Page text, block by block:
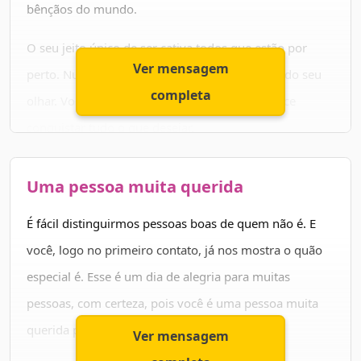
Aniversário!
bênçãos do mundo.
O seu jeito único de ser cativa todos que estão por
perto. Nunca deixe que nada ofusque o brilho do seu
olhar. Você é uma pessoa maravilhosa, e merece
você tenha saúde, felicidade e muito amor. Que o seu
rosto sirva de palco para lindos sorrisos em todos os
seus dias. Você merece o melhor!
Parabéns!
Ver mensagem
completa
Uma pessoa muita querida
É fácil distinguirmos pessoas boas de quem não é. E
você, logo no primeiro contato, já nos mostra o quão
especial é. Esse é um dia de alegria para muitas
pessoas, com certeza, pois você é uma pessoa muita
querida por todos.
Ver mensagem